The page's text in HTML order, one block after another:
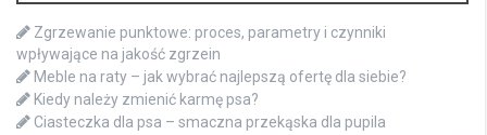
Zgrzewanie punktowe: proces, parametry i czynniki
wpływające na jakość zgrzein
Meble na raty – jak wybrać najlepszą ofertę dla siebie?
Kiedy należy zmienić karmę psa?
Ciasteczka dla psa – smaczna przekąska dla pupila